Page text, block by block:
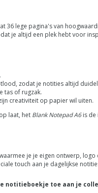
36 lege pagina's van
je altijd een plek hebt voor
zodat je notities altijd
tas of rugzak.
creativiteit op papier wil uiten.
laat, het Blank Notepad A6is de
je je eigen ontwerp,
touch aan je dagelijkse
notitieboekje toe aan je